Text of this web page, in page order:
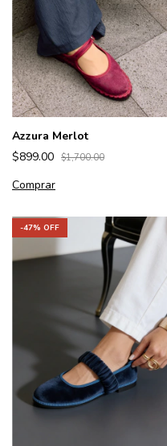
Azzura Merlot
$899.00 $1,700.00
Comprar
-47% OFF